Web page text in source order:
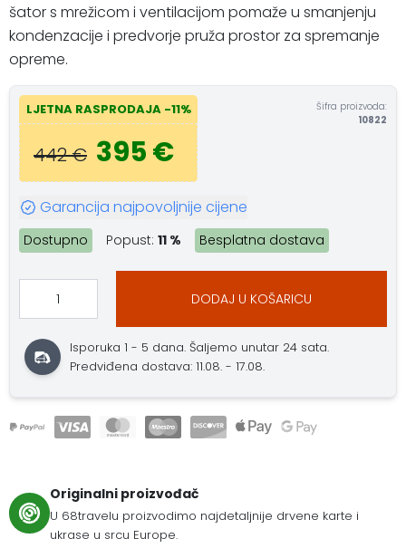
šator s mrežicom i ventilacijom pomaže u smanjenju
kondenzacije i predvorje pruža prostor za spremanje
opreme.
LJETNA RASPRODAJA -11%
442 € 395 €
Šifra proizvoda:
10822
Garancija najpovoljnije cijene
Dostupno Popust: 11 % Besplatna dostava
DODAJ U KOŠARICU
Isporuka 1 - 5 dana. Šaljemo unutar 24 sata.
Predviđena dostava: 11.08. - 17.08.
Originalni proizvođač
U 68travelu proizvodimo najdetaljnije drvene karte i
ukrase u srcu Europe.